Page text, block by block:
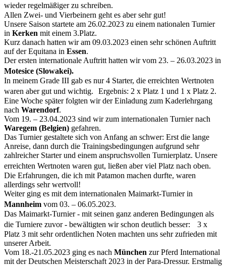
wieder regelmäßiger zu schreiben.
Allen Zwei- und Vierbeinern geht es aber sehr gut!
Unsere Saison startete am 26.02.2023 zu einem nationalen Turnier
in Kerken mit einem 3.Platz.
Kurz danach hatten wir am 09.03.2023 einen sehr schönen Auftritt
auf der Equitana in Essen.
Der ersten internationale Auftritt hatten wir vom 23. – 26.03.2023 in
Motesice (Slowakei).
In meinem Grade III gab es nur 4 Starter, die erreichten Wertnoten
waren aber gut und wichtig. Ergebnis: 2 x Platz 1 und 1 x Platz 2.
Eine Woche später folgten wir der Einladung zum Kaderlehrgang
nach Warendorf.
Vom 19. – 23.04.2023 sind wir zum internationalen Turnier nach
Waregem (Belgien) gefahren.
Das Turnier gestaltete sich von Anfang an schwer: Erst die lange
Anreise, dann durch die Trainingsbedingungen aufgrund sehr
zahlreicher Starter und einem anspruchsvollen Turnierplatz. Unsere
erreichten Wertnoten waren gut, ließen aber viel Platz nach oben.
Die Erfahrungen, die ich mit Patamon machen durfte, waren
allerdings sehr wertvoll!
Weiter ging es mit dem internationalen Maimarkt-Turnier in
Mannheim vom 03. – 06.05.2023.
Das Maimarkt-Turnier - mit seinen ganz anderen Bedingungen als
die Turniere zuvor - bewältigten wir schon deutlich besser: 3 x
Platz 3 mit sehr ordentlichen Noten machten uns sehr zufrieden mit
unserer Arbeit.
Vom 18.-21.05.2023 ging es nach München zur Pferd International
mit der Deutschen Meisterschaft 2023 in der Para-Dressur. Erstmalig